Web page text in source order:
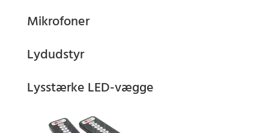
Mikrofoner
Lydudstyr
Lysstærke LED-vægge